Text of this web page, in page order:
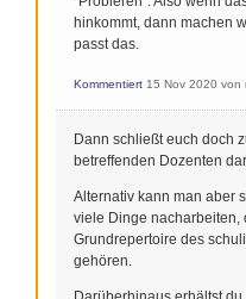
hinkommt, dann machen
passt das.
Kommentiert 15 Nov 2020 von
Dann schließt euch doch
betreffenden Dozenten
Alternativ kann man aber
viele Dinge nacharbeiten,
Grundrepertoire des
gehören.